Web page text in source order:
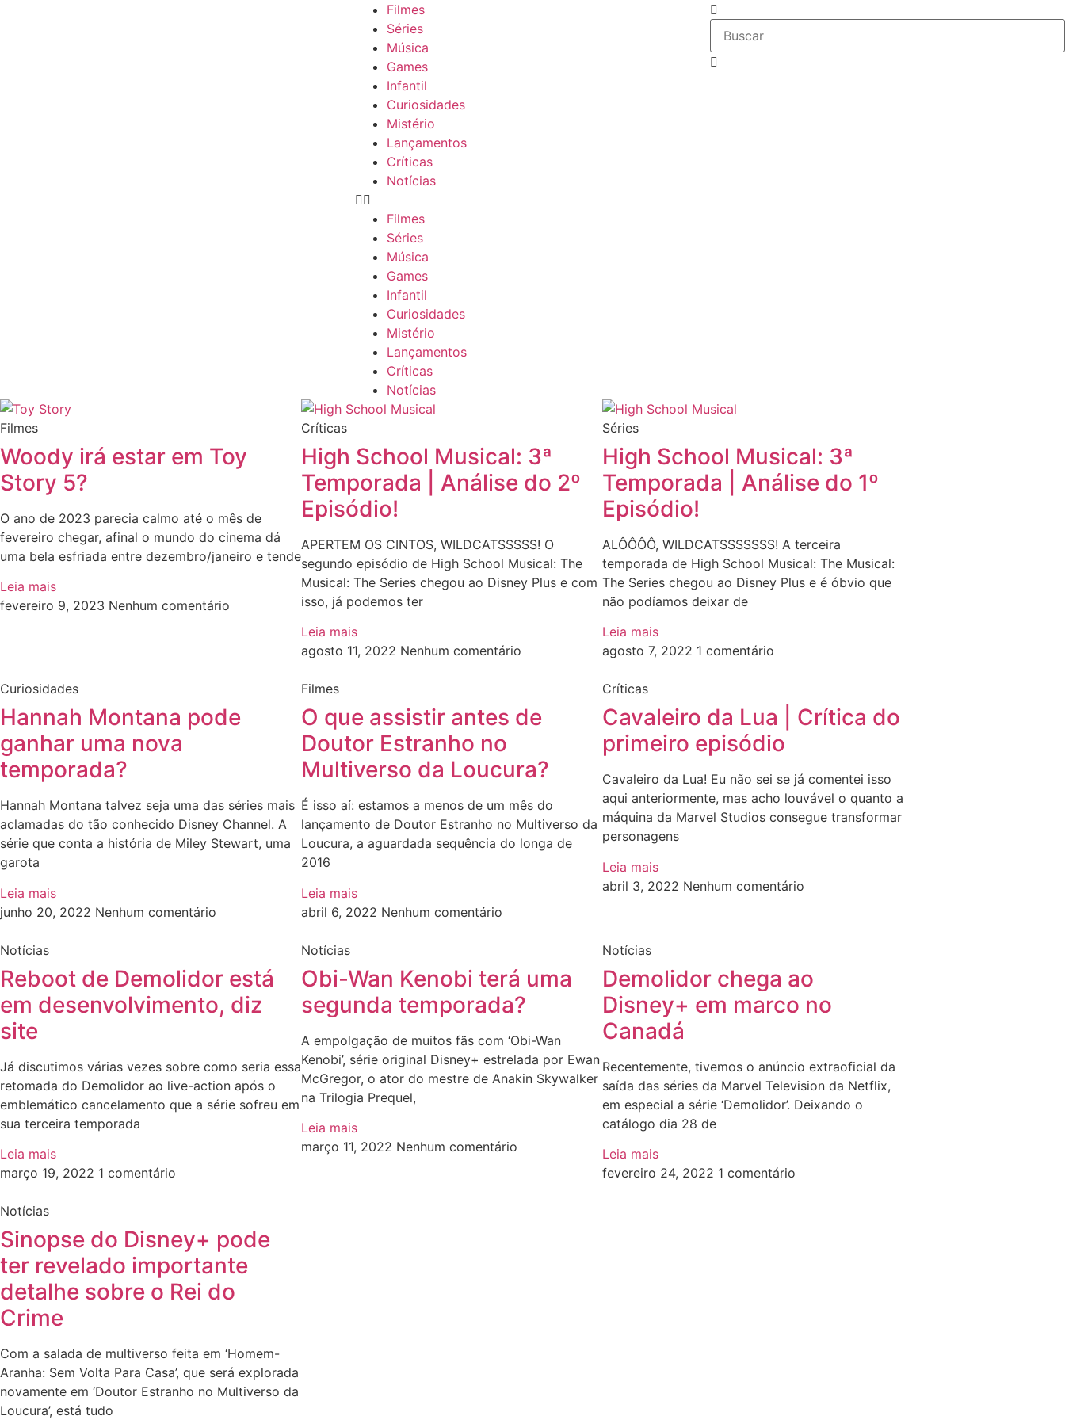
Filmes
Séries
Música
Games
Infantil
Curiosidades
Mistério
Lançamentos
Críticas
Notícias
Filmes
Séries
Música
Games
Infantil
Curiosidades
Mistério
Lançamentos
Críticas
Notícias
Filmes
Woody irá estar em Toy
Story 5?
O ano de 2023 parecia calmo até o mês de
fevereiro chegar, afinal o mundo do cinema dá
uma bela esfriada entre dezembro/janeiro e tende
Leia mais
fevereiro 9, 2023 Nenhum comentário
Críticas
High School Musical: 3ª
Temporada | Análise do 2º
Episódio!
APERTEM OS CINTOS, WILDCATSSSSS! O
segundo episódio de High School Musical: The
Musical: The Series chegou ao Disney Plus e com
isso, já podemos ter
Leia mais
agosto 11, 2022 Nenhum comentário
Séries
High School Musical: 3ª
Temporada | Análise do 1º
Episódio!
ALÔÔÔÔ, WILDCATSSSSSSS! A terceira
temporada de High School Musical: The Musical:
The Series chegou ao Disney Plus e é óbvio que
não podíamos deixar de
Leia mais
agosto 7, 2022 1 comentário
Curiosidades
Hannah Montana pode
ganhar uma nova
temporada?
Hannah Montana talvez seja uma das séries mais
aclamadas do tão conhecido Disney Channel. A
série que conta a história de Miley Stewart, uma
garota
Leia mais
junho 20, 2022 Nenhum comentário
Filmes
O que assistir antes de
Doutor Estranho no
Multiverso da Loucura?
É isso aí: estamos a menos de um mês do
lançamento de Doutor Estranho no Multiverso da
Loucura, a aguardada sequência do longa de
2016
Leia mais
abril 6, 2022 Nenhum comentário
Críticas
Cavaleiro da Lua | Crítica do
primeiro episódio
Cavaleiro da Lua! Eu não sei se já comentei isso
aqui anteriormente, mas acho louvável o quanto a
máquina da Marvel Studios consegue transformar
personagens
Leia mais
abril 3, 2022 Nenhum comentário
Notícias
Reboot de Demolidor está
em desenvolvimento, diz
site
Já discutimos várias vezes sobre como seria essa
retomada do Demolidor ao live-action após o
emblemático cancelamento que a série sofreu em
sua terceira temporada
Leia mais
março 19, 2022 1 comentário
Notícias
Obi-Wan Kenobi terá uma
segunda temporada?
A empolgação de muitos fãs com ‘Obi-Wan
Kenobi’, série original Disney+ estrelada por Ewan
McGregor, o ator do mestre de Anakin Skywalker
na Trilogia Prequel,
Leia mais
março 11, 2022 Nenhum comentário
Notícias
Demolidor chega ao
Disney+ em marco no
Canadá
Recentemente, tivemos o anúncio extraoficial da
saída das séries da Marvel Television da Netflix,
em especial a série ‘Demolidor’. Deixando o
catálogo dia 28 de
Leia mais
fevereiro 24, 2022 1 comentário
Notícias
Sinopse do Disney+ pode
ter revelado importante
detalhe sobre o Rei do
Crime
Com a salada de multiverso feita em ‘Homem-
Aranha: Sem Volta Para Casa’, que será explorada
novamente em ‘Doutor Estranho no Multiverso da
Loucura’, está tudo